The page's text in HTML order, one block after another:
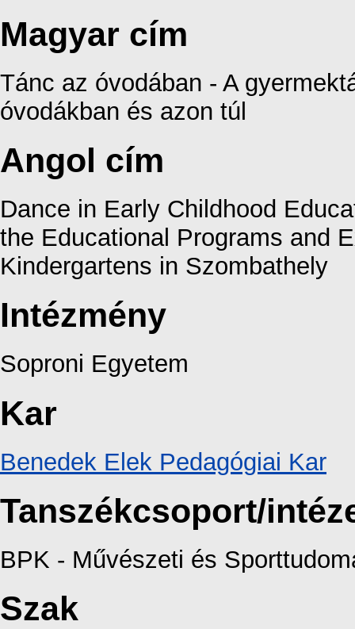
Magyar cím
Tánc az óvodában - A
óvodákban és azon túl
Angol cím
Dance in Early Childhood
the Educational Programs and
Kindergartens in Szombathely
Intézmény
Soproni Egyetem
Kar
Benedek Elek Pedagógiai Kar
Tanszékcsoport/
BPK - Művészeti és
Szak